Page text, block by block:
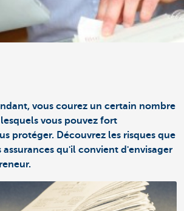
vous courez un certain nombre
vous pouvez fort
protéger. Découvrez les risques que
assurances qu'il convient d'envisager